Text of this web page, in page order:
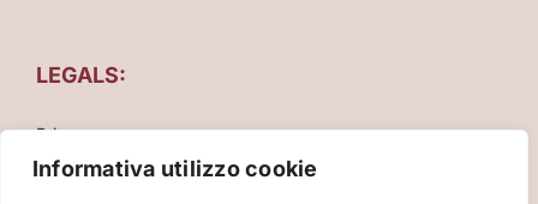
Informativa utilizzo cookie
LEGALS:
Privacy
Condizioni Generali